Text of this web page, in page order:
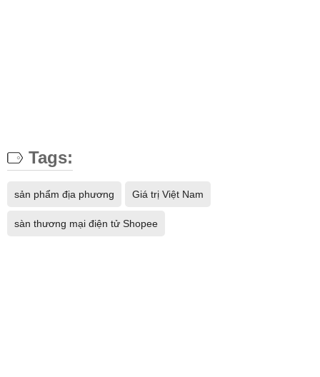
Tags:
sản phẩm địa phương Giá trị Việt Nam
sàn thương mại điện tử Shopee